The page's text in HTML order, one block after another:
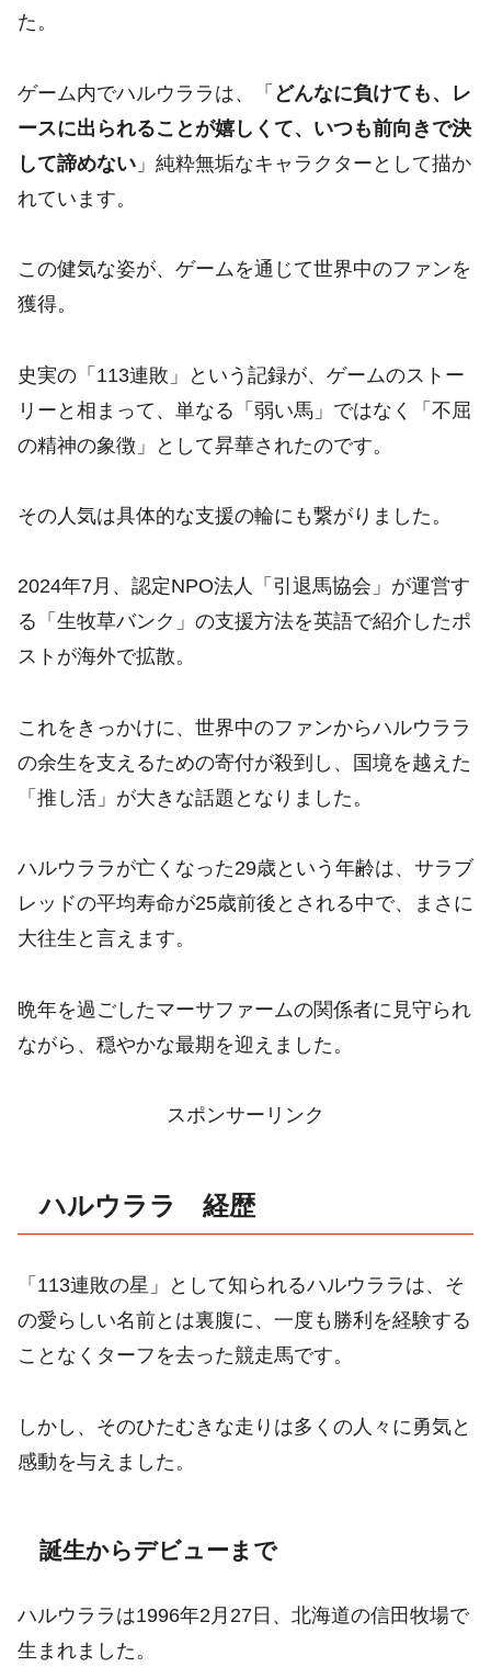
た。
ゲーム内でハルウララは、「 どんなに負けても、レ
ースに出られることが嬉しくて、いつも前向きで決
して諦めない 」純粋無垢なキャラクターとして描か
れています。
この健気な姿が、ゲームを通じて世界中のファンを
獲得。
史実の「113連敗」という記録が、ゲームのストー
リーと相まって、単なる「弱い馬」ではなく「不屈
の精神の象徴」として昇華されたのです。
その人気は具体的な支援の輪にも繋がりました。
2024年7月、認定NPO法人「引退馬協会」が運営す
る「生牧草バンク」の支援方法を英語で紹介したポ
ストが海外で拡散。
これをきっかけに、世界中のファンからハルウララ
の余生を支えるための寄付が殺到し、国境を越えた
「推し活」が大きな話題となりました。
ハルウララが亡くなった29歳という年齢は、サラブ
レッドの平均寿命が25歳前後とされる中で、まさに
大往生と言えます。
晩年を過ごしたマーサファームの関係者に見守られ
ながら、穏やかな最期を迎えました。
スポンサーリンク
ハルウララ 経歴
「113連敗の星」として知られるハルウララは、そ
の愛らしい名前とは裏腹に、一度も勝利を経験する
ことなくターフを去った競走馬です。
しかし、そのひたむきな走りは多くの人々に勇気と
感動を与えました。
誕生からデビューまで
ハルウララは1996年2月27日、北海道の信田牧場で
生まれました。